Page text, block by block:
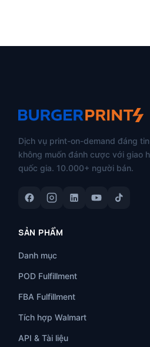
Dịch vụ print-on-demand đáng
không muốn đánh cược với giao
quốc gia. 10.000+ người bán.
SẢN PHẨM
Danh mục
POD Fulfillment
FBA Fulfillment
Tích hợp Walmart
API & Tài liệu